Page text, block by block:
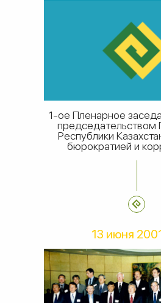
1-ое Пленарное
председательством
Республики
бюрократией и
13 июня